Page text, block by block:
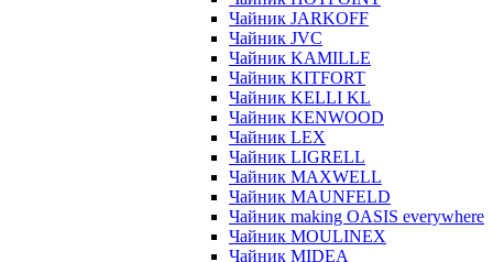
Чайник JARKOFF
Чайник JVC
Чайник KAMILLE
Чайник KITFORT
Чайник KELLI KL
Чайник KENWOOD
Чайник LEX
Чайник LIGRELL
Чайник MAXWELL
Чайник MAUNFELD
Чайник making OASIS everywhere
Чайник MOULINEX
Чайник MIDEA